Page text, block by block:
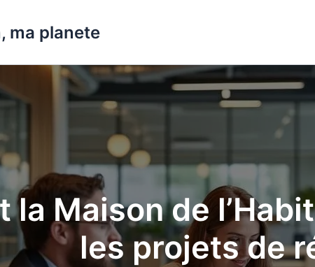
ma planete
la Maison de
les projets de